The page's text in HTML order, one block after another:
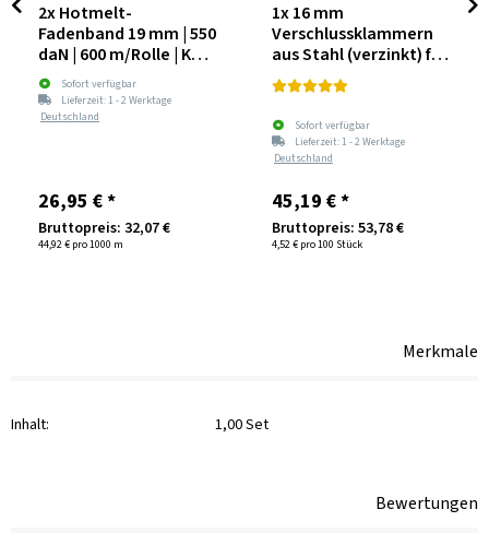
2xHotmelt-
Fadenband 19 mm | 550
daN | 600 m/Rolle | Kern
76 mmSofort verfügbar
Lieferzeit:1 - 2 Werktage
Deutschland
26,95 €*
Bruttopreis: 32,07 €
44,92 € pro 1000 m
1x16 mm
Verschlussklammern
aus Stahl (verzinkt) für
HotMelt-Fadenband
Sofort verfügbar
Lieferzeit:1 - 2 Werktage
Deutschland
45,19 €*
Bruttopreis: 53,78 €
4,52 € pro 100 Stück
Merkmale
Inhalt: 1,00 Set
Bewertungen